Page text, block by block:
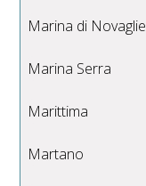
Marina di Novaglie
Marina Serra
Marittima
Martano